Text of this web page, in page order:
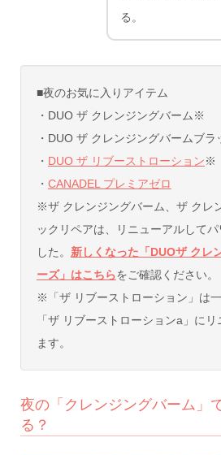
る。
■夜のお気に入りアイテム
・DUO ザ クレンジングバーム※
・DUO ザ クレンジングバームブ
・ DUO ザ リブーストローション※
・ CANADEL プレミアゼロ
※ザ クレンジングバーム、ザ クレ
ックリペアは、リニューアルして
した。 新しくなった「DUOザ クレ
ーズ」はこちらをご確認ください。
※「ザ リブーストローション」は一
「ザ リブーストローションa」に
ます。
夜の「クレンジングバーム」
る？